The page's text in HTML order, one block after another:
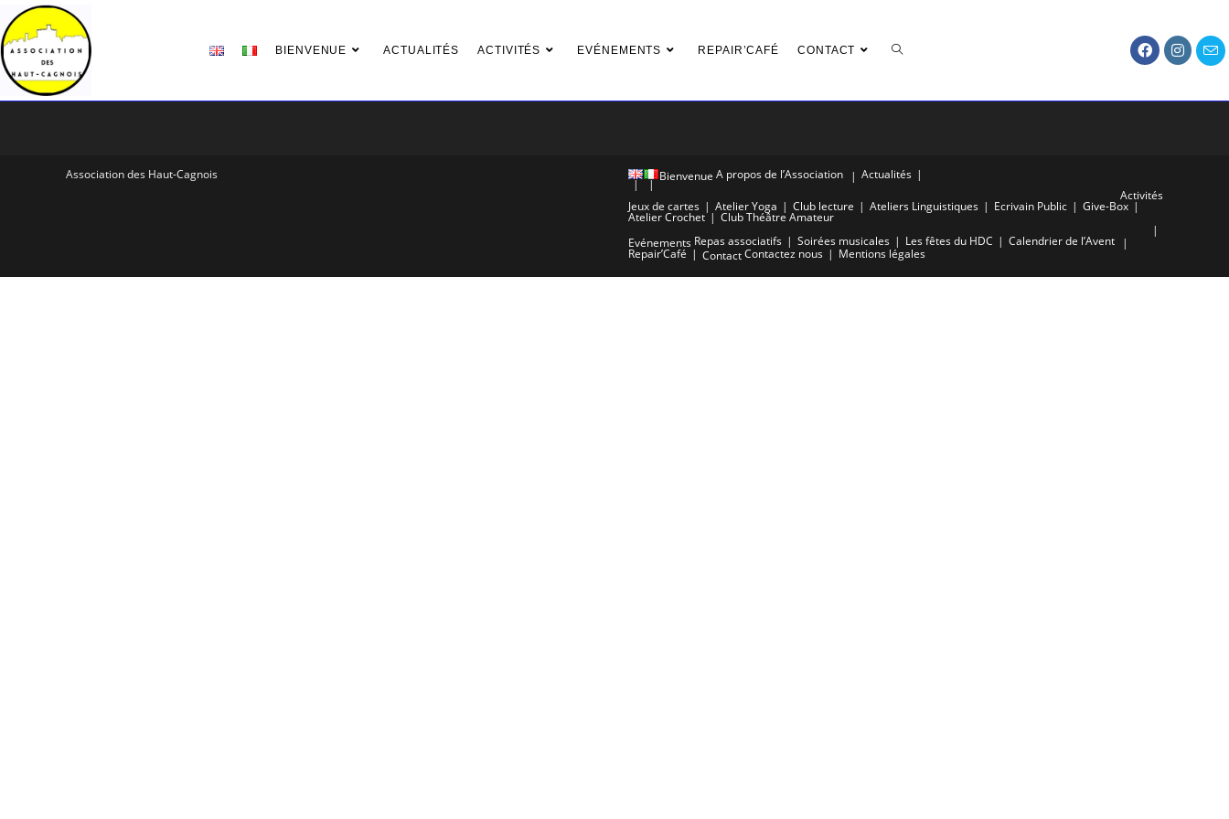
Skip
to
content
BIENVENUE ACTUALITÉS ACTIVITÉS EVÉNEMENTS REPAIR’CAFÉ CONTACT TOGGLE
SEARCH
Bienvenue A propos de l’Association
Actualités
Activités
Jeux de cartes Atelier Yoga Club lecture Ateliers Linguistiques Ecrivain Public Give-Box
Atelier Crochet
Club Théâtre Amateur
Evénements Repas associatifs Soirées musicales Les fêtes du HDC
Calendrier de l’Avent
Repair’Café
ContactContactez nous Mentions légales
Association des Haut-Cagnois